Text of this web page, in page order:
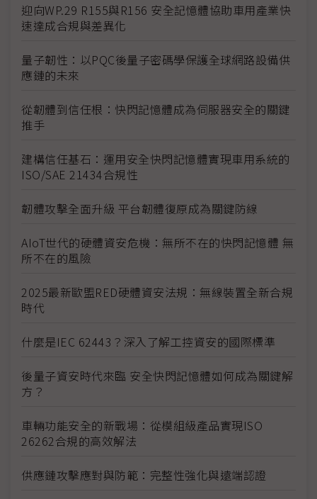
迎向WP.29 R155與R156 安全記憶體協助車用產業快
速達成合規與差異化
量子韌性：以PQC後量子密碼學保護全球網路設備供
應鏈的未來
從韌體到信任根：快閃記憶體成為伺服器安全的關鍵
推手
建構信任基石：運用安全快閃記憶體實現車用系統的
ISO/SAE 21434合規性
韌體攻擊全面升級 平台韌體復原成為關鍵防線
AIoT世代的硬體資安危機：無所不在的快閃記憶體 無
所不在的風險
2025最新歐盟RED硬體資安法規：無線裝置全新合規
時代
什麼是IEC 62443？深入了解工控資安的國際標準
後量子資安時代來臨 安全快閃記憶體如何成為關鍵解
方？
車輛功能安全的新戰場：從模組級產品實現ISO
26262合規的高效解法
供應鏈攻擊應對與防範：完整性強化與遠端認證